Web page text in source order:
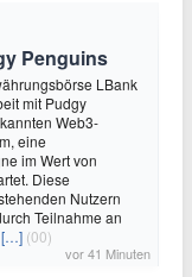
Penguins
LBank
mit Pudgy
Web3-
eine
im Wert von
Diese
Nutzern
Teilnahme an
[…] (00)
vor 41 Minuten